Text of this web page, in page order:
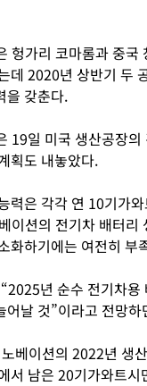
헝가리 코마롬과 중
데 2020년 상반기 두
을 갖춘다.
19일 미국 생산공장
획도 내놓았다.
력은 각각 연 10기가
이션의 전기차 배터
화하기에는 여전히 부
년 순수 전기차
어날 것”이라고 전망
베이션의 2022년 생
서 남은 20기가와트